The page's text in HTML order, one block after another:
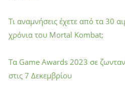
Τι αναμνήσεις έχετε από τα 30
χρόνια του Mortal Kombat;
Τα Game Awards 2023 σε
στις 7 Δεκεμβρίου